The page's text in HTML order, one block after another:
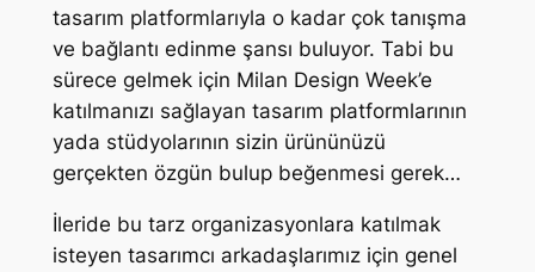
tasarım platformlarıyla o kadar çok tanışma
ve bağlantı edinme şansı buluyor. Tabi bu
sürece gelmek için Milan Design Week’e
katılmanızı sağlayan tasarım platformlarının
yada stüdyolarının sizin ürününüzü
gerçekten özgün bulup beğenmesi gerek…
İleride bu tarz organizasyonlara katılmak
isteyen tasarımcı arkadaşlarımız için genel